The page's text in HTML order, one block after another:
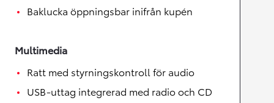
Baklucka öppningsbar inifrån kupén
Multimedia
Ratt med styrningskontroll för audio
USB-uttag integrerad med radio och CD